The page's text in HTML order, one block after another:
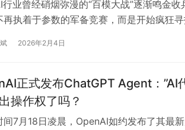
行业曾经硝烟弥漫的“百模大战”逐渐鸣金
再执着于参数的军备竞赛，而是开始疯狂
的降本增效；在C端则追求挖掘那个…
2026年2月4日
正式发布ChatGPT Agent：”AI
操作权了吗？
间7月18日凌晨，OpenAI如约发布了其最